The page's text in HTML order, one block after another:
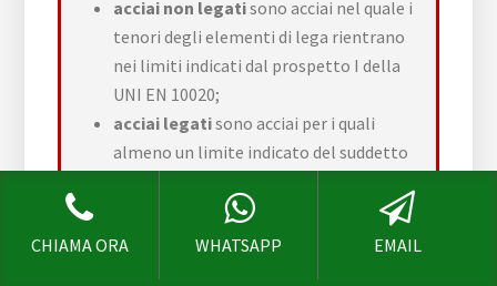
acciai non legatisono acciai nel quale i
tenori degli elementi di lega rientrano
nei limiti indicati dal prospetto I della
UNI EN 10020;
acciai legatisono acciai per i quali
almeno un limite indicato del suddetto
Per convenzione gli acciai legati si suddividono
CHIAMA ORA WHATSAPP EMAIL